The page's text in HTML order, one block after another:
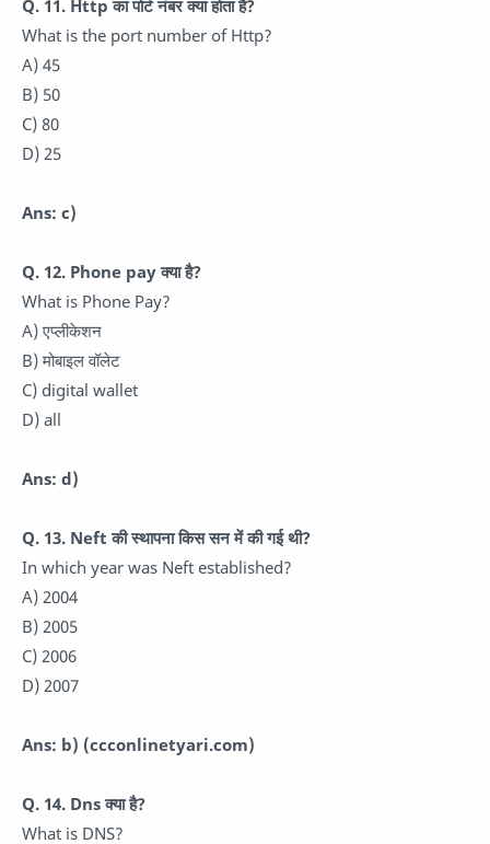
Q. 11. Http का पोर्ट नंबर क्या होता है?
What is the port number of Http?
A) 45
B) 50
C) 80
D) 25
Ans: c)
Q. 12. Phone pay क्या है?
What is Phone Pay?
A) एप्लीकेशन
B) मोबाइल वॉलेट
C) digital wallet
D) all
Ans: d)
Q. 13. Neft की स्थापना किस सन में की गई थी?
In which year was Neft established?
A) 2004
B) 2005
C) 2006
D) 2007
Ans: b) (ccconlinetyari.com)
Q. 14. Dns क्या है?
What is DNS?